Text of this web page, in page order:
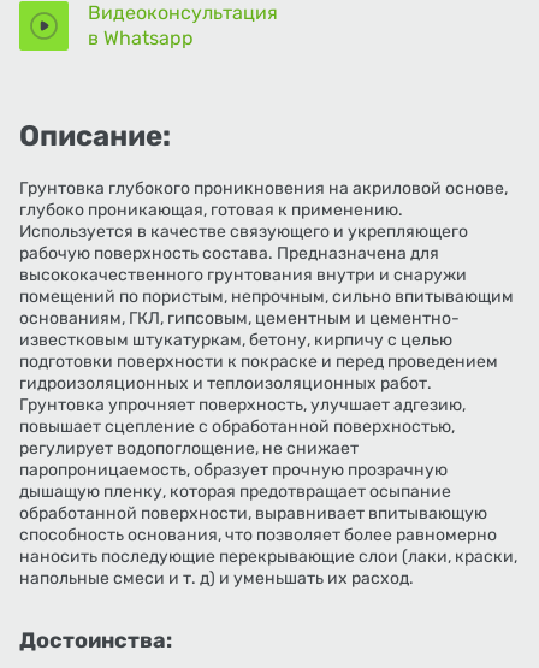
Видеоконсультация
в Whatsapp
Описание:
Грунтовка глубокого проникновения на акриловой основе,
глубоко проникающая, готовая к применению.
Используется в качестве связующего и укрепляющего
рабочую поверхность состава. Предназначена для
высококачественного грунтования внутри и снаружи
помещений по пористым, непрочным, сильно впитывающим
основаниям, ГКЛ, гипсовым, цементным и цементно-
известковым штукатуркам, бетону, кирпичу с целью
подготовки поверхности к покраске и перед проведением
гидроизоляционных и теплоизоляционных работ.
Грунтовка упрочняет поверхность, улучшает адгезию,
повышает сцепление с обработанной поверхностью,
регулирует водопоглощение, не снижает
паропроницаемость, образует прочную прозрачную
дышащую пленку, которая предотвращает осыпание
обработанной поверхности, выравнивает впитывающую
способность основания, что позволяет более равномерно
наносить последующие перекрывающие слои (лаки, краски,
напольные смеси и т. д) и уменьшать их расход.
Достоинства: